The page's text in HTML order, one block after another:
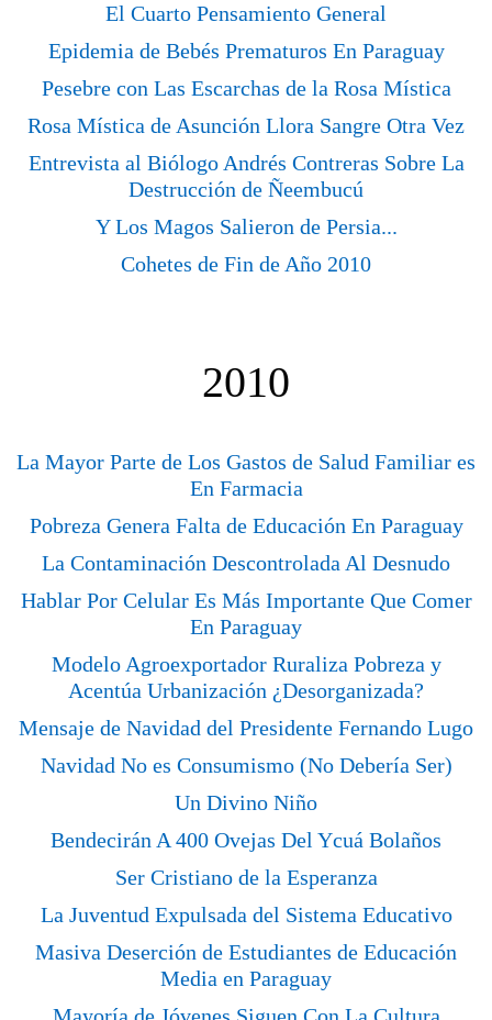
El Cuarto Pensamiento General
Epidemia de Bebés Prematuros En Paraguay
Pesebre con Las Escarchas de la Rosa Mística
Rosa Mística de Asunción Llora Sangre Otra Vez
Entrevista al Biólogo Andrés Contreras Sobre La
Destrucción de Ñeembucú
Y Los Magos Salieron de Persia...
Cohetes de Fin de Año 2010
2010
La Mayor Parte de Los Gastos de Salud Familiar es
En Farmacia
Pobreza Genera Falta de Educación En Paraguay
La Contaminación Descontrolada Al Desnudo
Hablar Por Celular Es Más Importante Que Comer
En Paraguay
Modelo Agroexportador Ruraliza Pobreza y
Acentúa Urbanización ¿Desorganizada?
Mensaje de Navidad del Presidente Fernando Lugo
Navidad No es Consumismo (No Debería Ser)
Un Divino Niño
Bendecirán A 400 Ovejas Del Ycuá Bolaños
Ser Cristiano de la Esperanza
La Juventud Expulsada del Sistema Educativo
Masiva Deserción de Estudiantes de Educación
Media en Paraguay